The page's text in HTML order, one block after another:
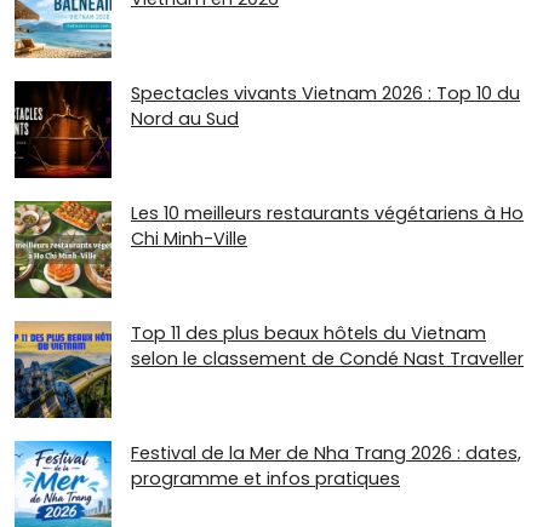
Spectacles vivants Vietnam 2026 : Top 10 du
Nord au Sud
Les 10 meilleurs restaurants végétariens à Ho
Chi Minh-Ville
Top 11 des plus beaux hôtels du Vietnam
selon le classement de Condé Nast Traveller
Festival de la Mer de Nha Trang 2026 : dates,
programme et infos pratiques